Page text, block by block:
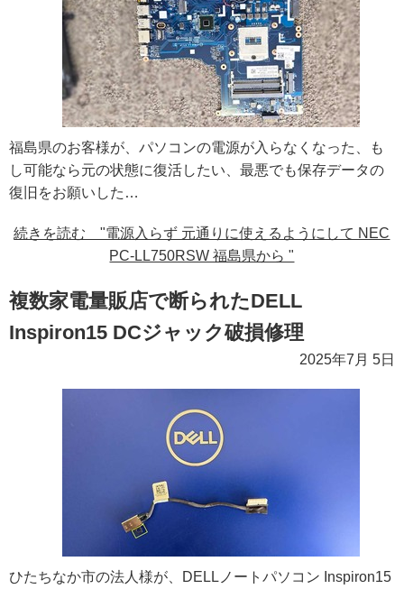
福島県のお客様が、パソコンの電源が入らなくなった、も
し可能なら元の状態に復活したい、最悪でも保存データの
復旧をお願いした…
続きを読む "電源入らず 元通りに使えるようにして NEC
PC-LL750RSW 福島県から "
複数家電量販店で断られたDELL
Inspiron15 DCジャック破損修理
2025年7月 5日
ひたちなか市の法人様が、DELLノートパソコン Inspiron15